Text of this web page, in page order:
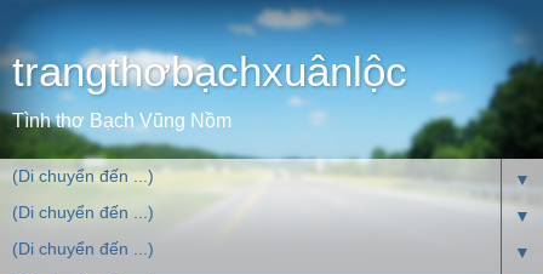
trangthơbạchxuânlộc
Tình thơ Bạch Vũng Nồm
▼
▼
▼